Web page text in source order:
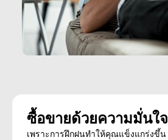
ซื้อขายด้วยความมั่นใจ
เพราะการฝึกฝนทำให้คุณแข็งแกร่งขึ้น